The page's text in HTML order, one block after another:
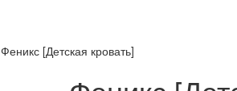
Феникс [Детская кровать]